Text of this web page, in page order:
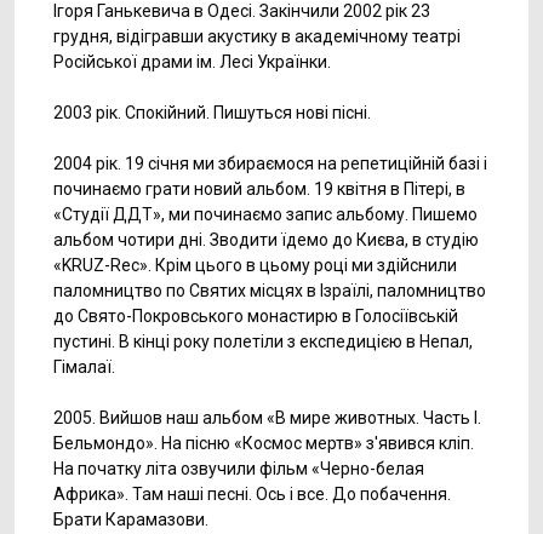
Ігоря Ганькевича в Одесі. Закінчили 2002 рік 23
грудня, відігравши акустику в академічному театрі
Російської драми ім. Лесі Українки.
2003 рік. Спокійний. Пишуться нові пісні.
2004 рік. 19 січня ми збираємося на репетиційній базі і
починаємо грати новий альбом. 19 квітня в Пітері, в
«Студії ДДТ», ми починаємо запис альбому. Пишемо
альбом чотири дні. Зводити їдемо до Києва, в студію
«KRUZ-Rec». Крім цього в цьому році ми здійснили
паломництво по Святих місцях в Ізраїлі, паломництво
до Свято-Покровського монастирю в Голосіївській
пустині. В кінці року полетіли з експедицією в Непал,
Гімалаї.
2005. Вийшов наш альбом «В мире животных. Часть І.
Бельмондо». На пісню «Космос мертв» з'явився кліп.
На початку літа озвучили фільм «Черно-белая
Африка». Там наші песні. Ось і все. До побачення.
Брати Карамазови.